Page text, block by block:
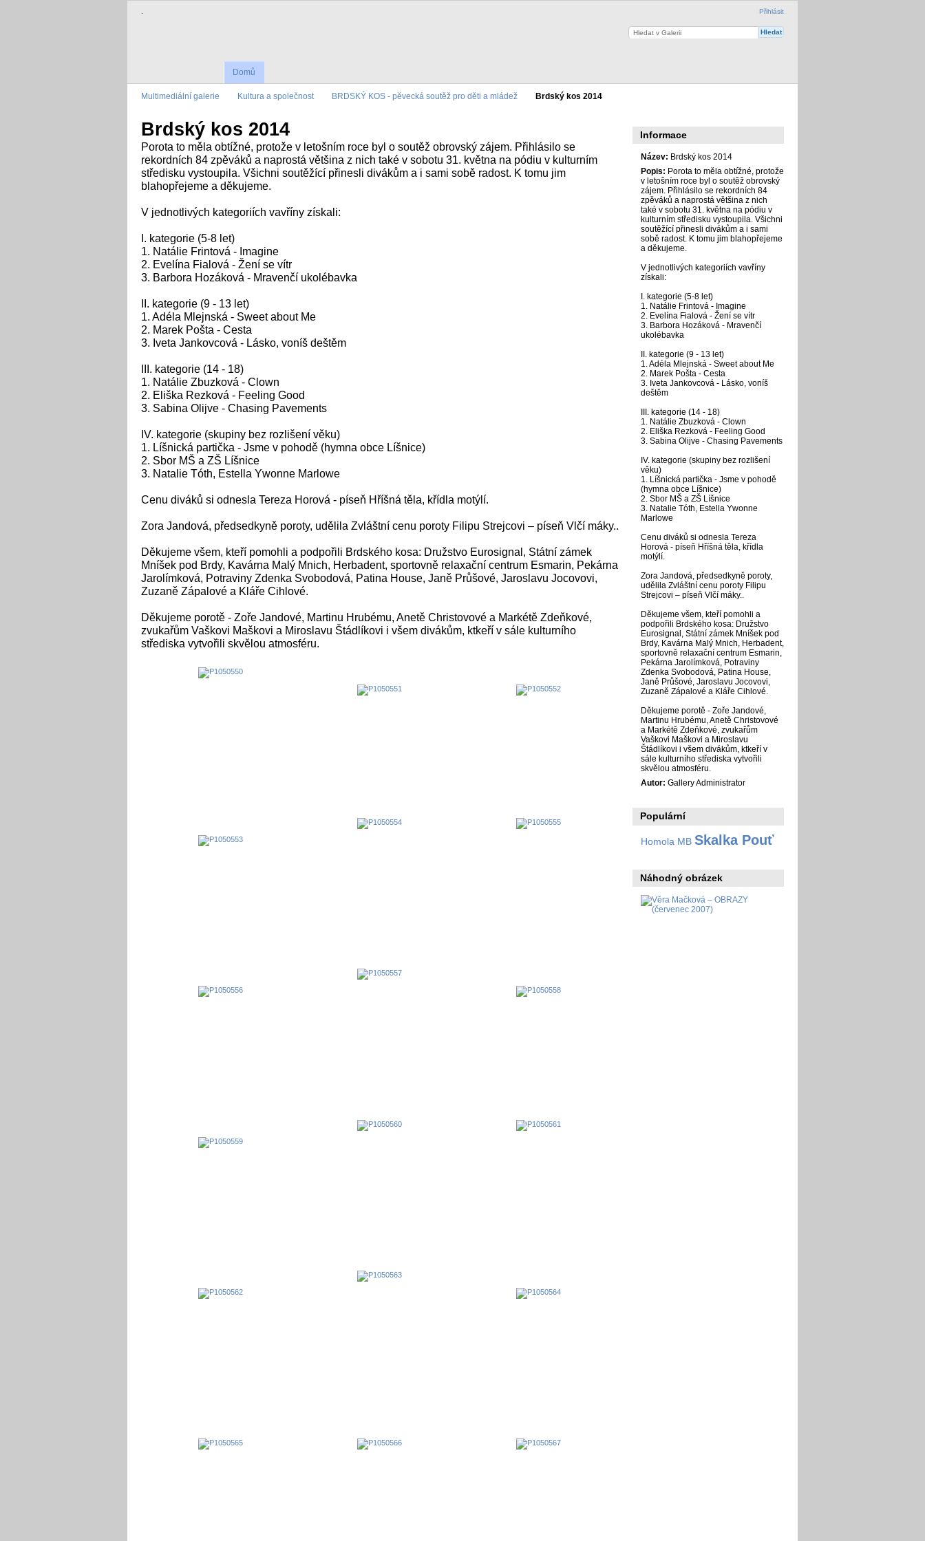
. Přihlásit
Domů
Multimediální galerie Kultura a společnost BRDSKÝ KOS - pěvecká soutěž pro děti a mládež Brdský kos 2014
Brdský kos 2014
Porota to měla obtížné, protože v letošním roce byl o soutěž obrovský zájem. Přihlásilo se
rekordních 84 zpěváků a naprostá většina z nich také v sobotu 31. května na pódiu v kulturním
středisku vystoupila. Všichni soutěžící přinesli divákům a i sami sobě radost. K tomu jim
blahopřejeme a děkujeme.
V jednotlivých kategoriích vavříny získali:
I. kategorie (5-8 let)
1. Natálie Frintová - Imagine
2. Evelína Fialová - Žení se vítr
3. Barbora Hozáková - Mravenčí ukolébavka
II. kategorie (9 - 13 let)
1. Adéla Mlejnská - Sweet about Me
2. Marek Pošta - Cesta
3. Iveta Jankovcová - Lásko, voníš deštěm
III. kategorie (14 - 18)
1. Natálie Zbuzková - Clown
2. Eliška Rezková - Feeling Good
3. Sabina Olijve - Chasing Pavements
IV. kategorie (skupiny bez rozlišení věku)
1. Líšnická partička - Jsme v pohodě (hymna obce Líšnice)
2. Sbor MŠ a ZŠ Líšnice
3. Natalie Tóth, Estella Ywonne Marlowe
Cenu diváků si odnesla Tereza Horová - píseň Hříšná těla, křídla motýlí.
Zora Jandová, předsedkyně poroty, udělila Zvláštní cenu poroty Filipu Strejcovi – píseň Vlčí máky..
Děkujeme všem, kteří pomohli a podpořili Brdského kosa: Družstvo Eurosignal, Státní zámek
Mníšek pod Brdy, Kavárna Malý Mnich, Herbadent, sportovně relaxační centrum Esmarin, Pekárna
Jarolímková, Potraviny Zdenka Svobodová, Patina House, Janě Průšové, Jaroslavu Jocovovi,
Zuzaně Zápalové a Kláře Cihlové.
Děkujeme porotě - Zoře Jandové, Martinu Hrubému, Anetě Christovové a Markétě Zdeňkové,
zvukařům Vaškovi Maškovi a Miroslavu Štádlíkovi i všem divákům, ktkeří v sále kulturního
střediska vytvořili skvělou atmosféru.
Informace
Název: Brdský kos 2014
Popis: Porota to měla obtížné, protože
v letošním roce byl o soutěž obrovský
zájem. Přihlásilo se rekordních 84
zpěváků a naprostá většina z nich
také v sobotu 31. května na pódiu v
kulturním středisku vystoupila. Všichni
soutěžící přinesli divákům a i sami
sobě radost. K tomu jim blahopřejeme
a děkujeme.
V jednotlivých kategoriích vavříny
získali:
I. kategorie (5-8 let)
1. Natálie Frintová - Imagine
2. Evelína Fialová - Žení se vítr
3. Barbora Hozáková - Mravenčí
ukolébavka
II. kategorie (9 - 13 let)
1. Adéla Mlejnská - Sweet about Me
2. Marek Pošta - Cesta
3. Iveta Jankovcová - Lásko, voníš
deštěm
III. kategorie (14 - 18)
1. Natálie Zbuzková - Clown
2. Eliška Rezková - Feeling Good
3. Sabina Olijve - Chasing Pavements
IV. kategorie (skupiny bez rozlišení
věku)
1. Líšnická partička - Jsme v pohodě
(hymna obce Líšnice)
2. Sbor MŠ a ZŠ Líšnice
3. Natalie Tóth, Estella Ywonne
Marlowe
Cenu diváků si odnesla Tereza
Horová - píseň Hříšná těla, křídla
motýlí.
Zora Jandová, předsedkyně poroty,
udělila Zvláštní cenu poroty Filipu
Strejcovi – píseň Vlčí máky..
Děkujeme všem, kteří pomohli a
podpořili Brdského kosa: Družstvo
Eurosignal, Státní zámek Mníšek pod
Brdy, Kavárna Malý Mnich, Herbadent,
sportovně relaxační centrum Esmarin,
Pekárna Jarolímková, Potraviny
Zdenka Svobodová, Patina House,
Janě Průšové, Jaroslavu Jocovovi,
Zuzaně Zápalové a Kláře Cihlové.
Děkujeme porotě - Zoře Jandové,
Martinu Hrubému, Anetě Christovové
a Markétě Zdeňkové, zvukařům
Vaškovi Maškovi a Miroslavu
Štádlíkovi i všem divákům, ktkeří v
sále kulturního střediska vytvořili
skvělou atmosféru.
Autor: Gallery Administrator
Populární
Homola MB Skalka Pouť
Náhodný obrázek